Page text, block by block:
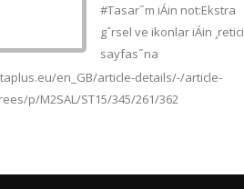
#Tasar˝m iÁin not:Ekstra
gˆrsel ve ikonlar iÁin ¸retici
sayfas˝na
en_GB/article-details/-/article-
p/M2SAL/ST15/345/261/362